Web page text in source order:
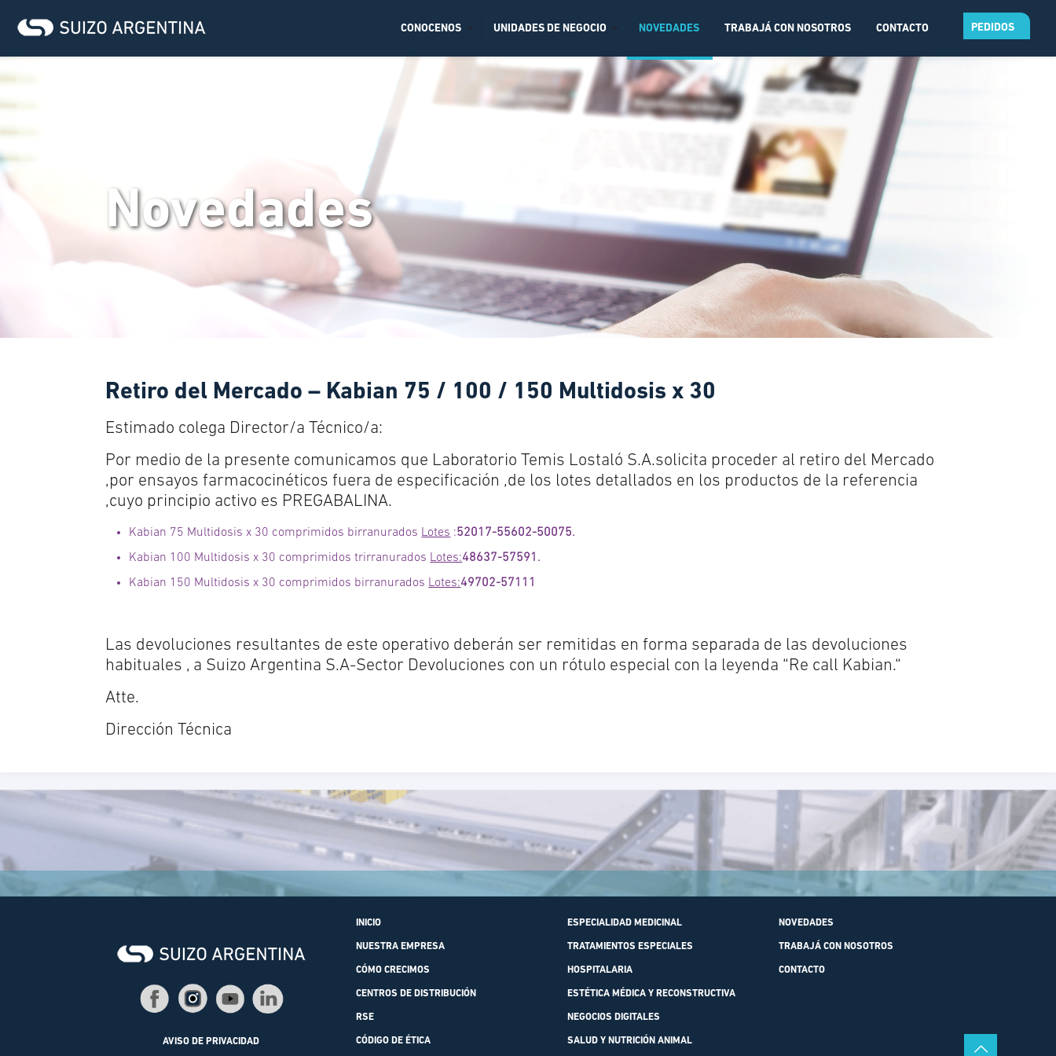
CONOCENOS UNIDADES DE NEGOCIO NOVEDADES TRABAJÁ CON NOSOTROS CONTACTO PEDIDOS
Novedades
Retiro del Mercado – Kabian 75 / 100 / 150 Multidosis x 30
Estimado colega Director/a Técnico/a:
Por medio de la presente comunicamos que Laboratorio Temis Lostaló S.A.solicita proceder al retiro del Mercado
,por ensayos farmacocinéticos fuera de especificación ,de los lotes detallados en los productos de la referencia
,cuyo principio activo es PREGABALINA.
Kabian 75 Multidosis x 30 comprimidos birranurados Lotes :52017-55602-50075.
Kabian 100 Multidosis x 30 comprimidos trirranurados Lotes:48637-57591.
Kabian 150 Multidosis x 30 comprimidos birranurados Lotes:49702-57111
Las devoluciones resultantes de este operativo deberán ser remitidas en forma separada de las devoluciones
habituales , a Suizo Argentina S.A-Sector Devoluciones con un rótulo especial con la leyenda “Re call Kabian.“
Atte.
Dirección Técnica
AVISO DE PRIVACIDAD
INICIO
NUESTRA EMPRESA
CÓMO CRECIMOS
CENTROS DE DISTRIBUCIÓN
RSE
CÓDIGO DE ÉTICA
ESPECIALIDAD MEDICINAL
TRATAMIENTOS ESPECIALES
HOSPITALARIA
ESTÉTICA MÉDICA Y RECONSTRUCTIVA
NEGOCIOS DIGITALES
SALUD Y NUTRICIÓN ANIMAL
NOVEDADES
TRABAJÁ CON NOSOTROS
CONTACTO